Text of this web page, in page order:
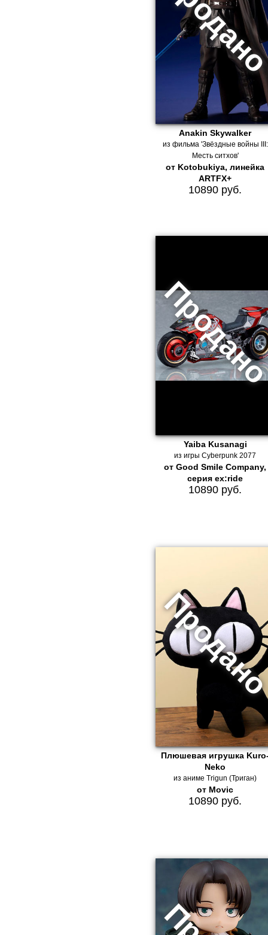
Anakin Skywalker
из фильма 'Звёздные войны III:
Месть ситхов'
от Kotobukiya, линейка
ARTFX+
10890 руб.
Yaiba Kusanagi
из игры Cyberpunk 2077
от Good Smile Company,
серия ex:ride
10890 руб.
Плюшевая игрушка
Neko
из аниме Trigun (Триган)
от Movic
10890 руб.